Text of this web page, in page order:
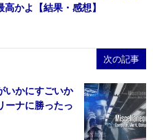
かよ【結果・感想】
次の記事
いかにすごいか
ーナに勝ったっ